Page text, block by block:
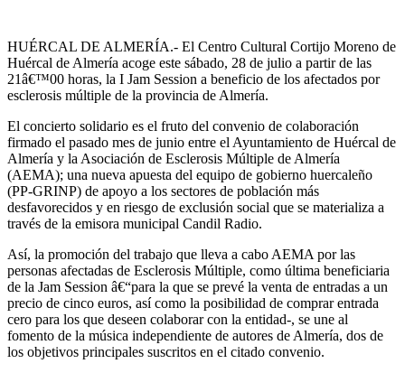
HUÉRCAL DE ALMERÍA.- El Centro Cultural Cortijo Moreno de
Huércal de Almería acoge este sábado, 28 de julio a partir de las
21â€™00 horas, la I Jam Session a beneficio de los afectados por
esclerosis múltiple de la provincia de Almería.
El concierto solidario es el fruto del convenio de colaboración
firmado el pasado mes de junio entre el Ayuntamiento de Huércal de
Almería y la Asociación de Esclerosis Múltiple de Almería
(AEMA); una nueva apuesta del equipo de gobierno huercaleño
(PP-GRINP) de apoyo a los sectores de población más
desfavorecidos y en riesgo de exclusión social que se materializa a
través de la emisora municipal Candil Radio.
Así, la promoción del trabajo que lleva a cabo AEMA por las
personas afectadas de Esclerosis Múltiple, como última beneficiaria
de la Jam Session â€“para la que se prevé la venta de entradas a un
precio de cinco euros, así como la posibilidad de comprar entrada
cero para los que deseen colaborar con la entidad-, se une al
fomento de la música independiente de autores de Almería, dos de
los objetivos principales suscritos en el citado convenio.